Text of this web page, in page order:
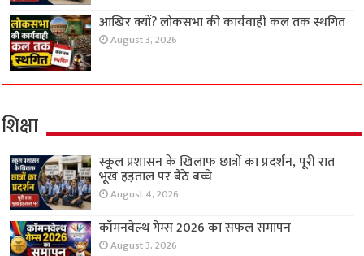
आखिर क्यों? लोकसभा की कार्यवाही कल तक स्थगित
August 3, 2026
शिक्षा
स्कूल प्रशासन के खिलाफ छात्रों का प्रदर्शन, पूरी रात
भूख हड़ताल पर बैठे बच्चे
August 4, 2026
कॉमनवेल्थ गेम्स 2026 का सफल समापन
August 3, 2026